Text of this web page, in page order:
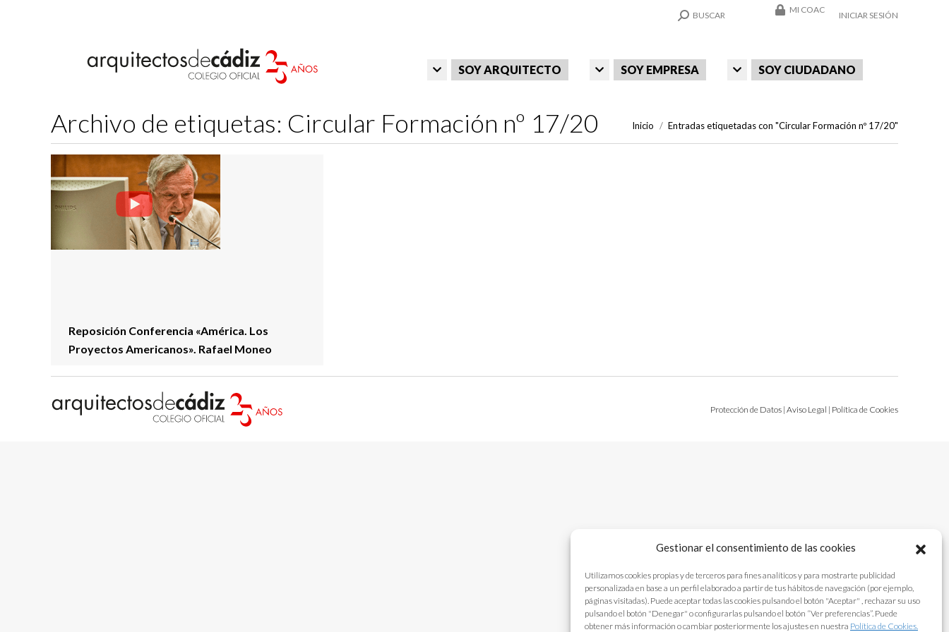
Gestionar el consentimiento de las cookies
Utilizamos cookies propias y de terceros para fines analíticos y para mostrarte publicidad
personalizada en base a un perfil elaborado a partir de tus hábitos de navegación (por ejemplo,
páginas visitadas). Puede aceptar todas las cookies pulsando el botón "Aceptar" , rechazar su uso
pulsando el botón "Denegar" o configurarlas pulsando el botón “Ver preferencias”. Puede
obtener más información o cambiar posteriormente los ajustes en nuestra Política de Cookies.
SEARCH:
BUSCAR
MI COAC
INICIAR SESIÓN
SOY ARQUITECTO SOY EMPRESA SOY CIUDADANO
Archivo de etiquetas: Circular Formación nº 17/20 Estás aquí:
Inicio Entradas etiquetadas con "Circular Formación nº 17/20"
Reposición Conferencia «América. Los
Proyectos Americanos». Rafael Moneo
Protección de Datos | Aviso Legal | Política de Cookies